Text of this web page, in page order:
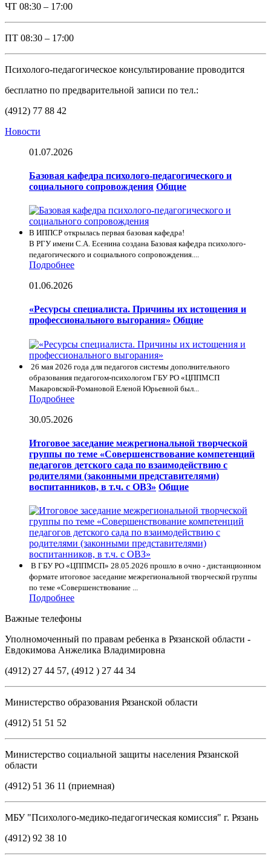
ЧТ 08:30 – 17:00
ПТ 08:30 – 17:00
Психолого-педагогическое консультирование проводится
бесплатно по предварительной записи по тел.:
(4912) 77 88 42
Новости
01.07.2026
Базовая кафедра психолого-педагогического и
социального сопровождения Общие
В ИППСР открылась первая базовая кафедра!
В РГУ имени С.А. Есенина создана Базовая кафедра психолого-
педагогического и социального сопровождения....
Подробнее
01.06.2026
«Ресурсы специалиста. Причины их истощения и
профессионального выгорания» Общие
26 мая 2026 года для педагогов системы дополнительного
образования педагогом-психологом ГБУ РО «ЦППМСП
Макаровской-Романовой Еленой Юрьевной был...
Подробнее
30.05.2026
Итоговое заседание межрегиональной творческой
группы по теме «Совершенствование компетенций
педагогов детского сада по взаимодействию с
родителями (законными представителями)
воспитанников, в т.ч. с ОВЗ» Общие
В ГБУ РО «ЦППМСП» 28.05.2026 прошло в очно - дистанционном
формате итоговое заседание межрегиональной творческой группы
по теме «Совершенствование ...
Подробнее
Важные телефоны
Уполномоченный по правам ребенка в Рязанской области -
Евдокимова Анжелика Владимировна
(4912) 27 44 57, (4912 ) 27 44 34
Министерство образования Рязанской области
(4912) 51 51 52
Министерство социальной защиты населения Рязанской
области
(4912) 51 36 11 (приемная)
МБУ "Психолого-медико-педагогическая комиссия" г. Рязань
(4912) 92 38 10